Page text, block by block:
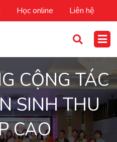
Học online Liên hệ
CỘNG TÁC
SINH THU
CAO